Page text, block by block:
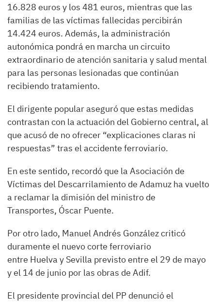
16.828 euros y los 481 euros, mientras que las
familias de las víctimas fallecidas percibirán
14.424 euros. Además, la administración
autonómica pondrá en marcha un circuito
extraordinario de atención sanitaria y salud mental
para las personas lesionadas que continúan
recibiendo tratamiento.
El dirigente popular aseguró que estas medidas
contrastan con la actuación del Gobierno central, al
que acusó de no ofrecer “explicaciones claras ni
respuestas” tras el accidente ferroviario.
En este sentido, recordó que la Asociación de
Víctimas del Descarrilamiento de Adamuz ha vuelto
a reclamar la dimisión del ministro de
Transportes, Óscar Puente.
Por otro lado, Manuel Andrés González criticó
duramente el nuevo corte ferroviario
entre Huelva y Sevilla previsto entre el 29 de mayo
y el 14 de junio por las obras de Adif.
El presidente provincial del PP denunció el